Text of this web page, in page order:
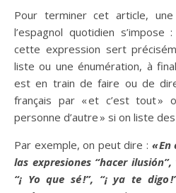
Pour terminer cet article,
l’espagnol quotidien s’impose :
cette expression sert
liste ou une énumération, à
est en train de faire ou de
français par « et c’est tout »
personne d’autre » si on liste
Par exemple, on peut dire : «
las expresiones “hacer
“¡ Yo que sé !”, “¡ ya te